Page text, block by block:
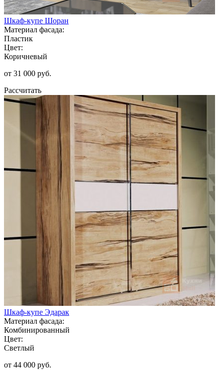
Шкаф-купе Шоран
Материал фасада:
Пластик
Цвет:
Коричневый
от 31 000 руб.
Рассчитать
Шкаф-купе Эдарак
Материал фасада:
Комбинированный
Цвет:
Светлый
от 44 000 руб.